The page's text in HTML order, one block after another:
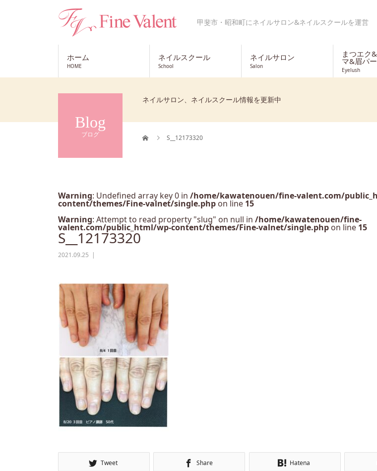
甲斐市・昭和町にネイルサロン&ネイルスクールを運営
ホーム
HOME
ネイルスクール
School
ネイルサロン
Salon
まつエク
マ&眉パ
Eyelush
Blog
ブログ
ネイルサロン、ネイルスクール情報を更新中
S__12173320
Warning: Undefined array key 0 in /home/kawatenouen/fine-valent.com/
content/themes/Fine-valnet/single.php on line 15
Warning: Attempt to read property "slug" on null in /home/kawatenouen/fine-
valent.com/public_html/wp-content/themes/Fine-valnet/single.php on line 15
S__12173320
2021.09.25
Tweet Share Hatena